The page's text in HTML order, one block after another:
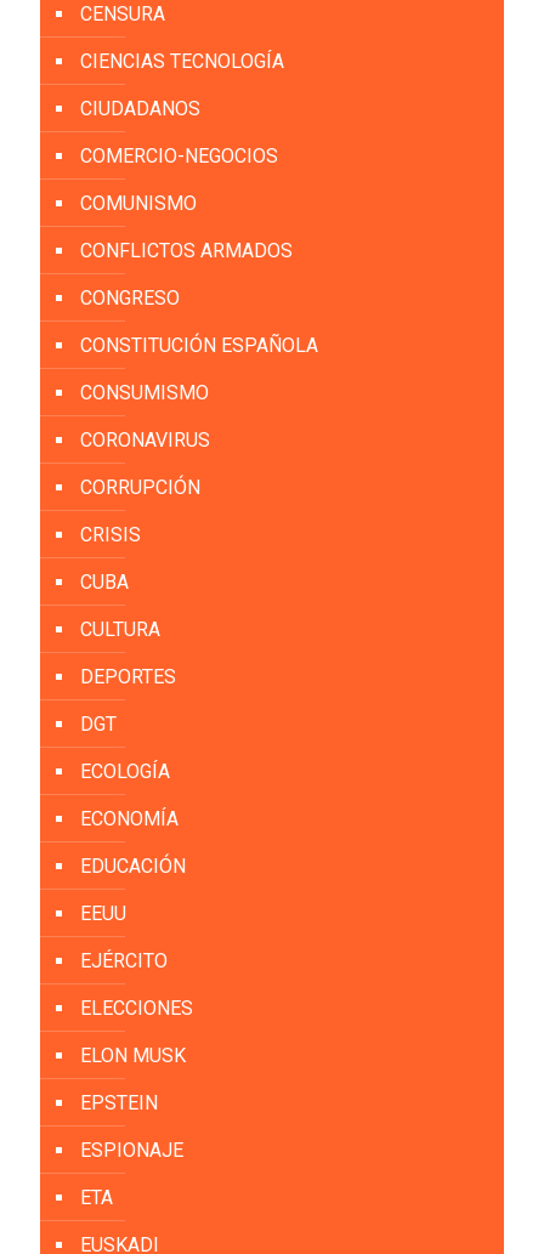
CENSURA
CIENCIAS TECNOLOGÍA
CIUDADANOS
COMERCIO-NEGOCIOS
COMUNISMO
CONFLICTOS ARMADOS
CONGRESO
CONSTITUCIÓN ESPAÑOLA
CONSUMISMO
CORONAVIRUS
CORRUPCIÓN
CRISIS
CUBA
CULTURA
DEPORTES
DGT
ECOLOGÍA
ECONOMÍA
EDUCACIÓN
EEUU
EJÉRCITO
ELECCIONES
ELON MUSK
EPSTEIN
ESPIONAJE
ETA
EUSKADI